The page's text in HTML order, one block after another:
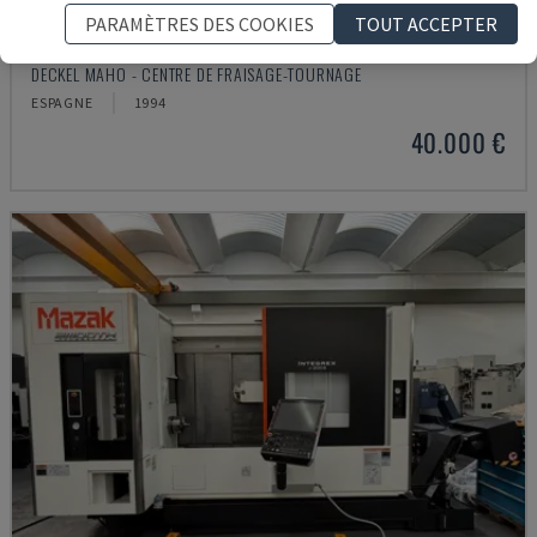
DMC 60 U
DECKEL MAHO - CENTRE DE FRAISAGE-TOURNAGE
ESPAGNE 1994
40.000 €
PARAMÈTRES DES COOKIES
TOUT ACCEPTER